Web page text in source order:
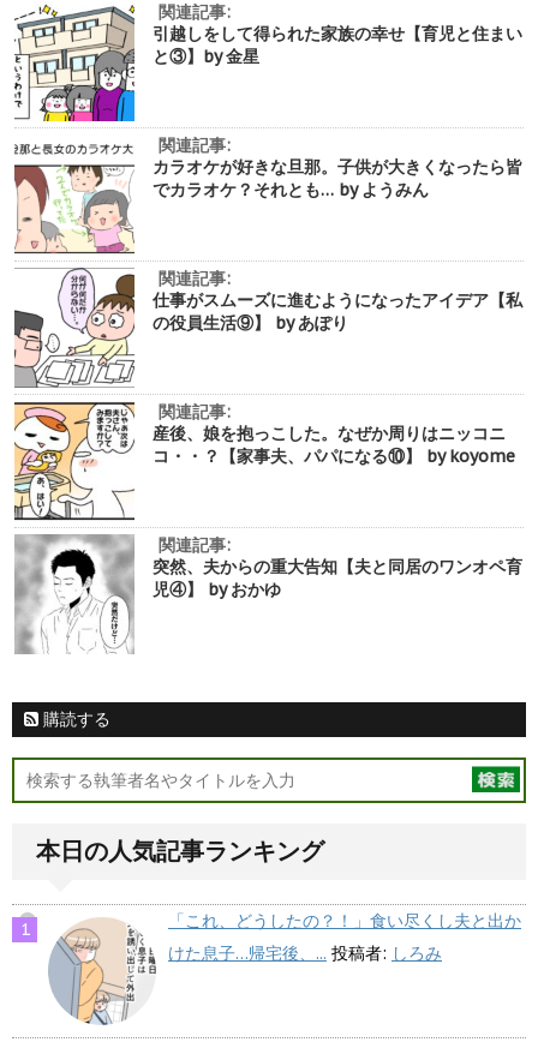
関連記事:
引越しをして得られた家族の幸せ【育児と住まい
と③】by 金星
関連記事:
カラオケが好きな旦那。子供が大きくなったら皆
でカラオケ？それとも… by ようみん
関連記事:
仕事がスムーズに進むようになったアイデア【私
の役員生活⑨】 by あぽり
関連記事:
産後、娘を抱っこした。なぜか周りはニッコニ
コ・・？【家事夫、パパになる⑩】 by koyome
関連記事:
突然、夫からの重大告知【夫と同居のワンオペ育
児④】 by おかゆ
購読する
本日の人気記事ランキング
「これ、どうしたの？！」食い尽くし夫と出か
けた息子…帰宅後、... 投稿者: しろみ